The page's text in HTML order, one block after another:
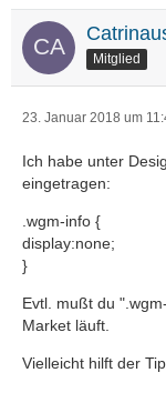
Mitglied
23. Januar 2018 um
Ich habe unter
eingetragen:
.wgm-info {
display:none;
}
Evtl. mußt du
Market läuft.
Vielleicht hilft der